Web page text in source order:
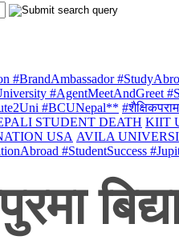
#BrandAmbassador
#AgentMeetAndGreet
#BCUNepal**
STUDENT DEATH KIIT
USA AVILA
#StudentSuccess